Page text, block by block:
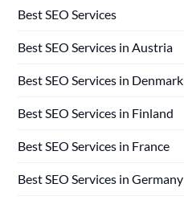
Best SEO Services
Best SEO Services in Austria
Best SEO Services in Denmark
Best SEO Services in Finland
Best SEO Services in France
Best SEO Services in Germany